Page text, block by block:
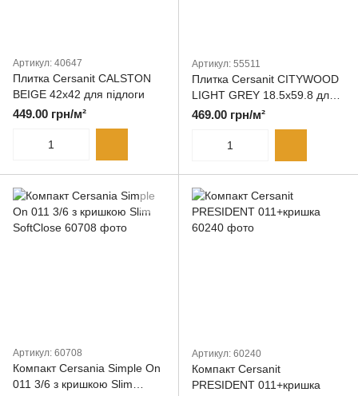
Артикул: 40647
Плитка Cersanit CALSTON
BEIGE 42x42 для підлоги
449.00 грн/м²
Артикул: 55511
Плитка Cersanit CITYWOOD
LIGHT GREY 18.5x59.8 для
підлоги
469.00 грн/м²
Артикул: 60708
Компакт Cersania Simple On
011 3/6 з кришкою Slim
Артикул: 60240
Компакт Cersanit
PRESIDENT 011+кришка